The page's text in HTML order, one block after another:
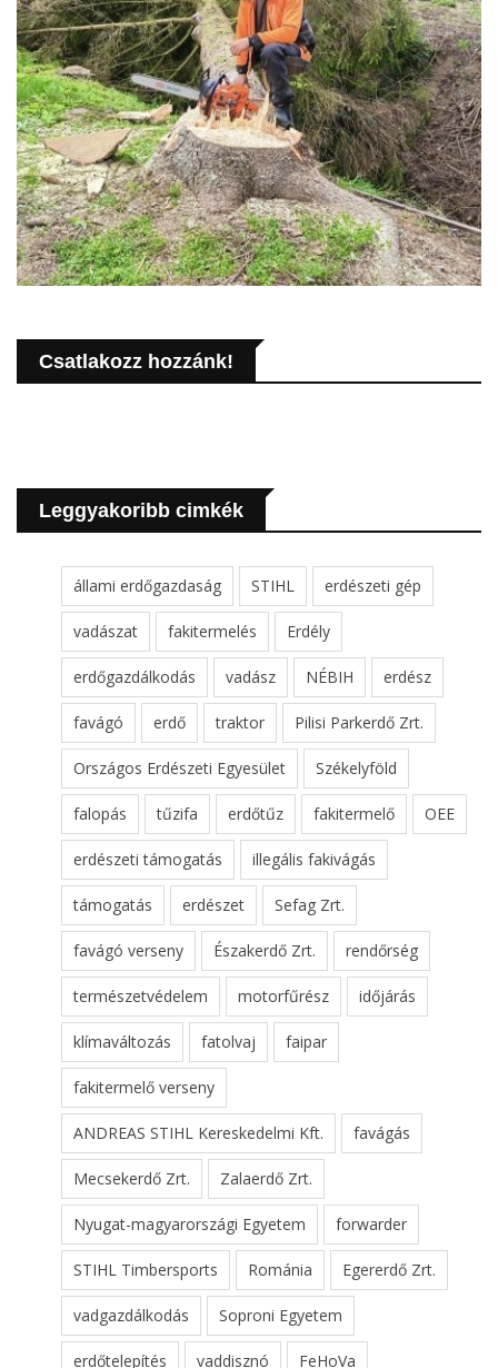
Csatlakozz hozzánk!
Leggyakoribb cimkék
állami erdőgazdaság STIHL erdészeti gép
vadászat fakitermelés Erdély
erdőgazdálkodás vadász NÉBIH erdész
favágó erdő traktor Pilisi Parkerdő Zrt.
Országos Erdészeti Egyesület Székelyföld
falopás tűzifa erdőtűz fakitermelő OEE
erdészeti támogatás illegális fakivágás
támogatás erdészet Sefag Zrt.
favágó verseny Északerdő Zrt. rendőrség
természetvédelem motorfűrész időjárás
klímaváltozás fatolvaj faipar
fakitermelő verseny
ANDREAS STIHL Kereskedelmi Kft. favágás
Mecsekerdő Zrt. Zalaerdő Zrt.
Nyugat-magyarországi Egyetem forwarder
STIHL Timbersports Románia Egererdő Zrt.
vadgazdálkodás Soproni Egyetem
erdőtelepítés vaddisznó FeHoVa